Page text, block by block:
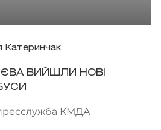
Катеринчак
ВИЙШЛИ НОВІ
КМДА